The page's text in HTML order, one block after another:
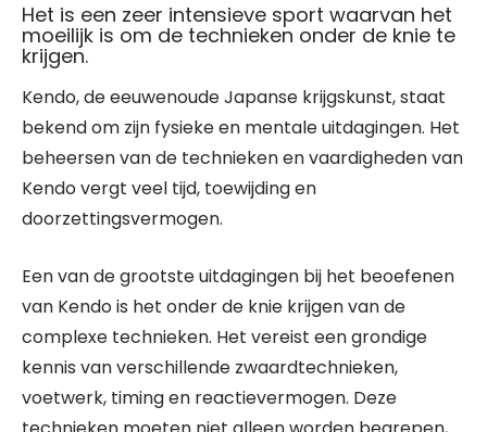
Het is een zeer intensieve sport waarvan het
moeilijk is om de technieken onder de knie te
krijgen.
Kendo, de eeuwenoude Japanse krijgskunst, staat
bekend om zijn fysieke en mentale uitdagingen. Het
beheersen van de technieken en vaardigheden van
Kendo vergt veel tijd, toewijding en
doorzettingsvermogen.
Een van de grootste uitdagingen bij het beoefenen
van Kendo is het onder de knie krijgen van de
complexe technieken. Het vereist een grondige
kennis van verschillende zwaardtechnieken,
voetwerk, timing en reactievermogen. Deze